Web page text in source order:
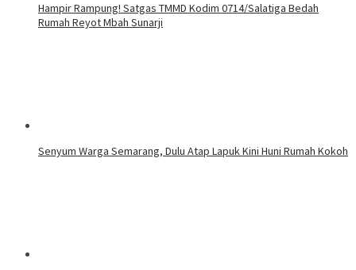
Hampir Rampung! Satgas TMMD Kodim 0714/Salatiga Bedah
Rumah Reyot Mbah Sunarji
Senyum Warga Semarang, Dulu Atap Lapuk Kini Huni Rumah Kokoh